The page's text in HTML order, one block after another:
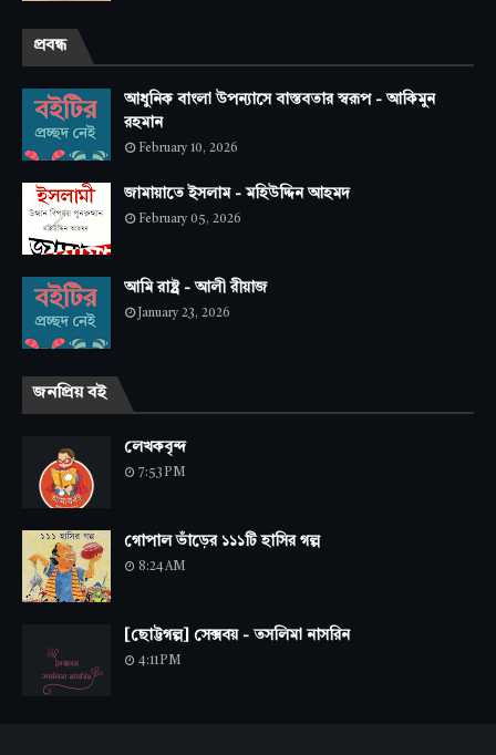
প্রবন্ধ
আধুনিক বাংলা উপন্যাসে বাস্তবতার স্বরূপ - আকিমুন
রহমান
February 10, 2026
জামায়াতে ইসলাম - মহিউদ্দিন আহমদ
February 05, 2026
আমি রাষ্ট্র - আলী রীয়াজ
January 23, 2026
জনপ্রিয় বই
লেখকবৃন্দ
7:53 PM
গোপাল ভাঁড়ের ১১১টি হাসির গল্প
8:24 AM
[ছোট্টগল্প] সেক্সবয় - তসলিমা নাসরিন
4:11 PM